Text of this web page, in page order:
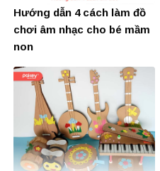
Hướng dẫn 4 cách làm đồ
chơi âm nhạc cho bé mầm
non